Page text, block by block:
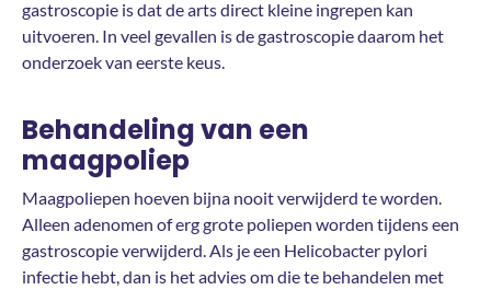
gastroscopie is dat de arts direct kleine ingrepen kan
uitvoeren. In veel gevallen is de gastroscopie daarom het
onderzoek van eerste keus.
Behandeling van een
maagpoliep
Maagpoliepen hoeven bijna nooit verwijderd te worden.
Alleen adenomen of erg grote poliepen worden tijdens een
gastroscopie verwijderd. Als je een Helicobacter pylori
infectie hebt, dan is het advies om die te behandelen met